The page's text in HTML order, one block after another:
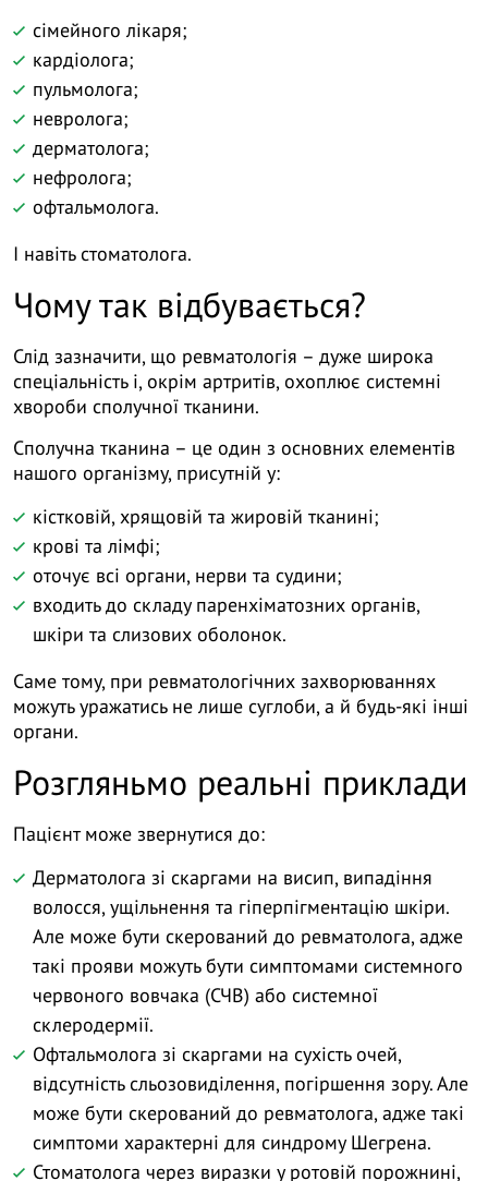
сімейного лікаря;
кардіолога;
пульмолога;
невролога;
дерматолога;
нефролога;
офтальмолога.
І навіть стоматолога.
Чому так відбувається?
Слід зазначити, що ревматологія – дуже широка
спеціальність і, окрім артритів, охоплює системні
хвороби сполучної тканини.
Сполучна тканина – це один з основних елементів
нашого організму, присутній у:
кістковій, хрящовій та жировій тканині;
крові та лімфі;
оточує всі органи, нерви та судини;
входить до складу паренхіматозних органів,
шкіри та слизових оболонок.
Саме тому, при ревматологічних захворюваннях
можуть уражатись не лише суглоби, а й будь-які інші
органи.
Розгляньмо реальні приклади
Пацієнт може звернутися до:
Дерматолога зі скаргами на висип, випадіння
волосся, ущільнення та гіперпігментацію шкіри.
Але може бути скерований до ревматолога, адже
такі прояви можуть бути симптомами системного
червоного вовчака (СЧВ) або системної
склеродермії.
Офтальмолога зі скаргами на сухість очей,
відсутність сльозовиділення, погіршення зору. Але
може бути скерований до ревматолога, адже такі
симптоми характерні для синдрому Шегрена.
Стоматолога через виразки у ротовій порожнині,